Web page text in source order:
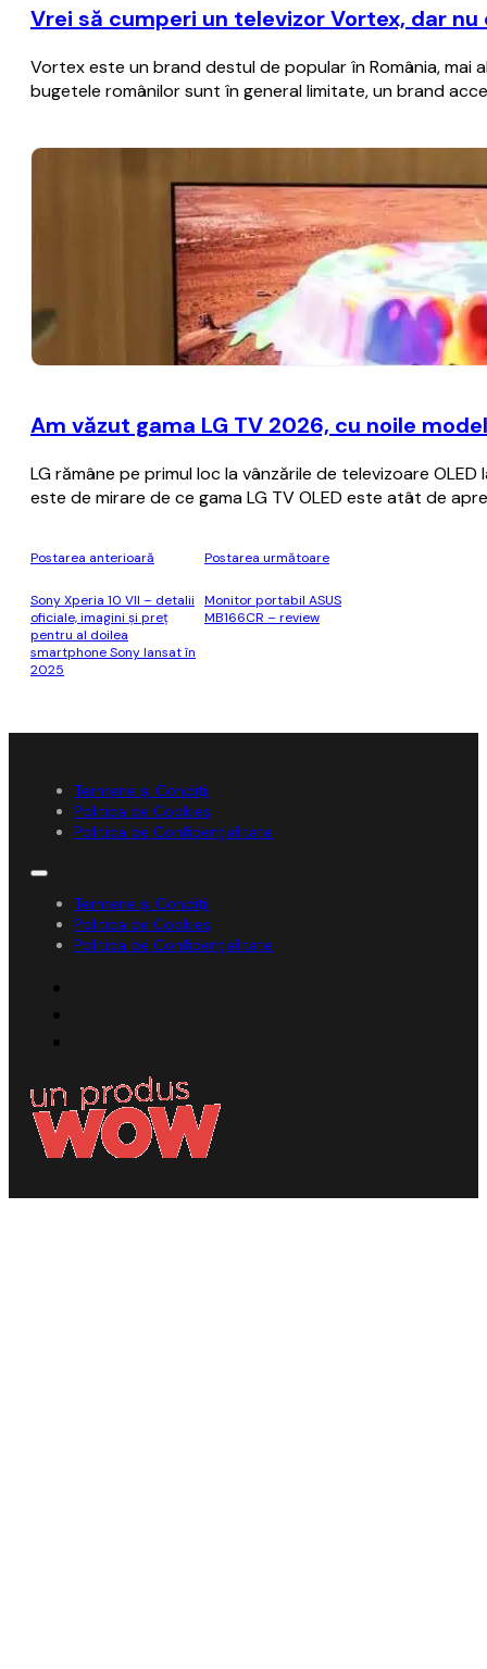
Vrei să cumperi un televizor Vortex, dar
Vortex este un brand destul de popular în România, mai
bugetele românilor sunt în general limitate, un brand
Am văzut gama LG TV 2026, cu noile
LG rămâne pe primul loc la vânzările de televizoare
este de mirare de ce gama LG TV OLED este atât de
Postarea anterioară
Sony Xperia 10 VII – detalii
oficiale, imagini şi preţ
pentru al doilea
smartphone Sony lansat în
2025
Postarea următoare
Monitor portabil ASUS
MB166CR – review
Termene și Condiții
Politica de Cookies
Politica de Confidențialitate
Termene și Condiții
Politica de Cookies
Politica de Confidențialitate